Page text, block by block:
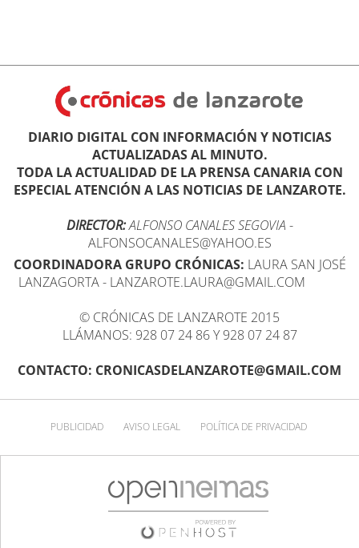
DIARIO DIGITAL CON INFORMACIÓN Y NOTICIAS
ACTUALIZADAS AL MINUTO.
TODA LA ACTUALIDAD DE LA PRENSA CANARIA CON
ESPECIAL ATENCIÓN A LAS NOTICIAS DE LANZAROTE.
DIRECTOR:ALFONSO CANALES SEGOVIA -
ALFONSOCANALES@YAHOO.ES
COORDINADORA GRUPO CRÓNICAS: LAURA SAN JOSÉ
LANZAGORTA - LANZAROTE.LAURA@GMAIL.COM
© CRÓNICAS DE LANZAROTE 2015
LLÁMANOS: 928 07 24 86 Y 928 07 24 87
CONTACTO: CRONICASDELANZAROTE@GMAIL.COM
PUBLICIDAD AVISO LEGAL POLÍTICA DE PRIVACIDAD